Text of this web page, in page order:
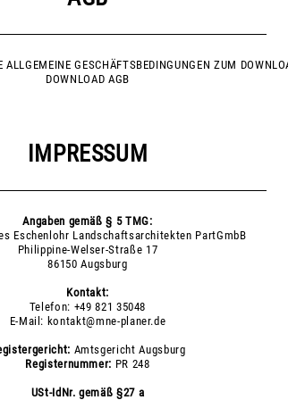
ALLGEMEINE GESCHÄFTSBEDINGUNGEN ZUM
DOWNLOAD AGB
IMPRESSUM
Angaben gemäß § 5 TMG:
Eschenlohr Landschaftsarchitekten PartGmbB
Philippine-Welser-Straße 17
86150 Augsburg
Kontakt:
Telefon: +49 821 35048
E-Mail: kontakt@mne-planer.de
Amtsgericht Augsburg
Registernummer: PR 248
USt-IdNr. gemäß §27 a